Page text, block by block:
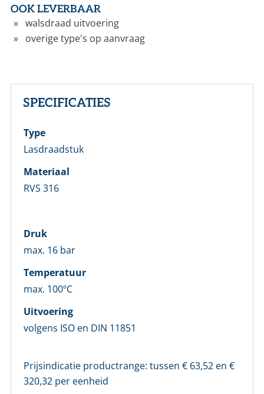
OOK LEVERBAAR
walsdraad uitvoering
overige type's op aanvraag
SPECIFICATIES
Type
Lasdraadstuk
Materiaal
RVS 316
Druk
max. 16 bar
Temperatuur
max. 100ºC
Uitvoering
volgens ISO en DIN 11851
Prijsindicatie productrange: tussen € 63,52 en €
320,32 per eenheid
Vul onderstaand formulier in om in te loggen
Wachtwoord *
Nog geen account bij ons?
Maak eerst een persoonlijk account aan